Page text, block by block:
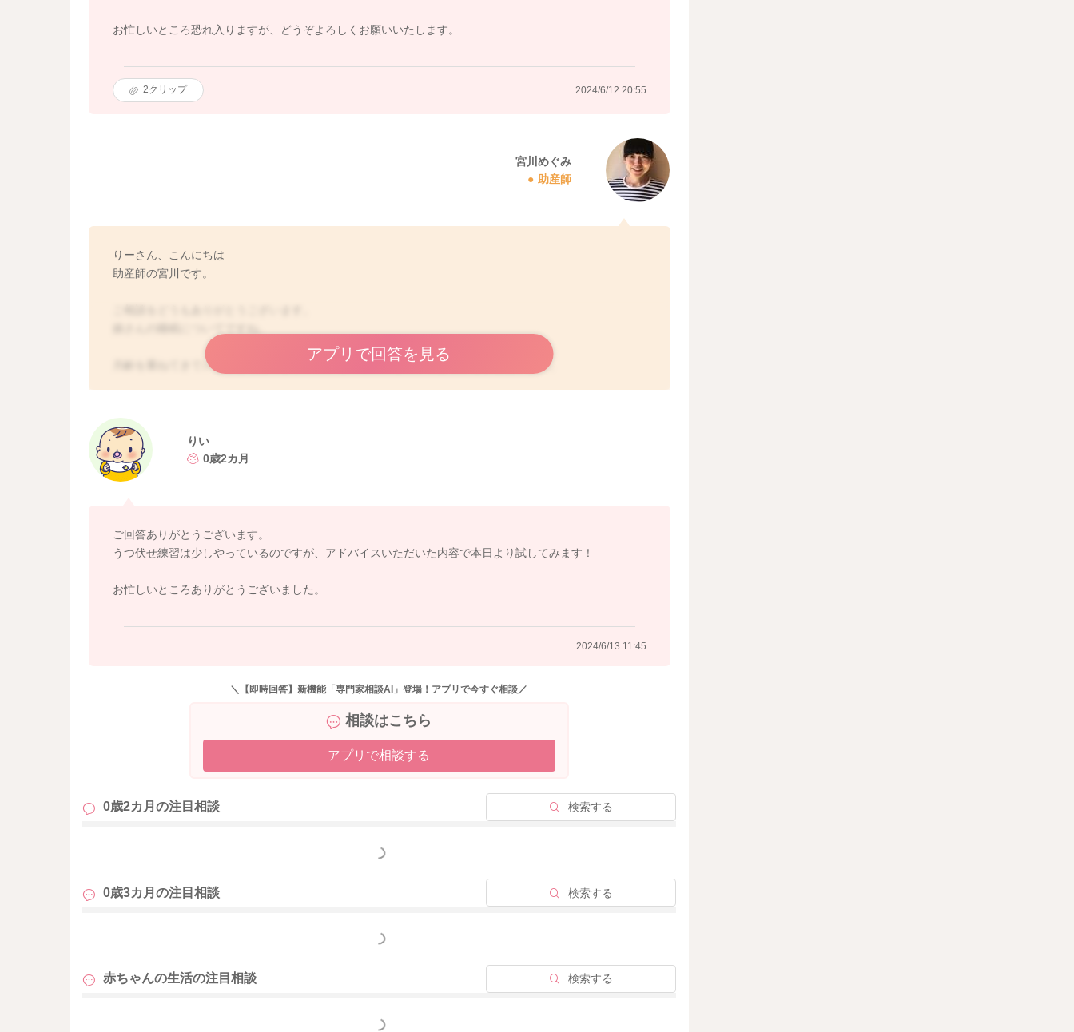
お忙しいところ恐れ入りますが、どうぞよろしくお願いいたします。
2クリップ 2024/6/12 20:55
宮川めぐみ
助産師
りーさん、こんにちは
助産師の宮川です。
月齢を重ねてきていることもありますので、その分体力もついてきているかと思います。
そうしていただくことで、遊び疲れてねんねのパターンが変わることもあると思いますよ。
仰向けから声をかけながら、ゴロンと寝返りをするようにしてうつ伏せにしてみてください。
そしてお子さんの両肘を前に揃えてあげるようにします。そうすると両手が目の前に揃うようになります
うになります。
少しずつ、短時間からでいいですよ。
すが、脳に影響を与えてしまうような揺れにはならないのではと思いました。
アプリで回答を見る
2024/6/13 11:12
りい
0歳2カ月
ご回答ありがとうございます。
うつ伏せ練習は少しやっているのですが、アドバイスいただいた内容で本日より試してみます！
お忙しいところありがとうございました。
2024/6/13 11:45
＼【即時回答】新機能「専門家相談AI」登場！アプリで今すぐ相談／
相談はこちら
アプリで相談する
0歳2カ月の注目相談 検索する
もっと見る
0歳3カ月の注目相談 検索する
もっと見る
赤ちゃんの生活の注目相談 検索する
もっと見る